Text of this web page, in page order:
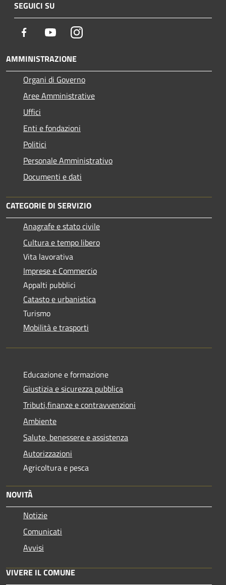
SEGUICI SU
Facebook YoutubeInstagram
AMMINISTRAZIONE
Organi di Governo
Aree Amministrative
Uffici
Enti e fondazioni
Politici
Personale Amministrativo
Documenti e dati
CATEGORIE DI SERVIZIO
Anagrafe e stato civile
Cultura e tempo libero
Vita lavorativa
Imprese e Commercio
Appalti pubblici
Catasto e urbanistica
Turismo
Mobilità e trasporti
Educazione e formazione
Giustizia e sicurezza pubblica
Tributi,finanze e contravvenzioni
Ambiente
Salute, benessere e assistenza
Autorizzazioni
Agricoltura e pesca
NOVITÀ
Notizie
Comunicati
Avvisi
VIVERE IL COMUNE